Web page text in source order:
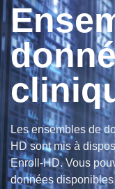
Les ensembles de
HD sont mis à
Enroll-HD. Vous
données